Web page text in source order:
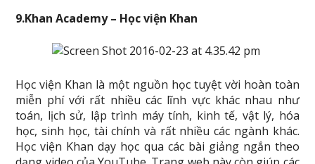
9.Khan Academy – Học viện Khan
Học viện Khan là một nguồn học tuyệt vời hoàn toàn
miễn phí với rất nhiều các lĩnh vực khác nhau như
toán, lịch sử, lập trình máy tính, kinh tế, vật lý, hóa
học, sinh học, tài chính và rất nhiều các ngành khác.
Học viện Khan dạy học qua các bài giảng ngắn theo